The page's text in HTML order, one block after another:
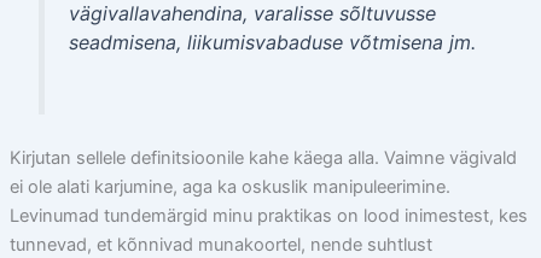
vägivallavahendina, varalisse sõltuvusse
seadmisena, liikumisvabaduse võtmisena jm.
Kirjutan sellele definitsioonile kahe käega alla. Vaimne vägivald
ei ole alati karjumine, aga ka oskuslik manipuleerimine.
Levinumad tundemärgid minu praktikas on lood inimestest, kes
tunnevad, et kõnnivad munakoortel, nende suhtlust